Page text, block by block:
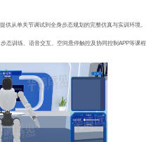
供从单关节调试到全身步态规划的完整仿真与实训环境。
态训练、语音交互、空间悬停触控及协同控制APP等课程